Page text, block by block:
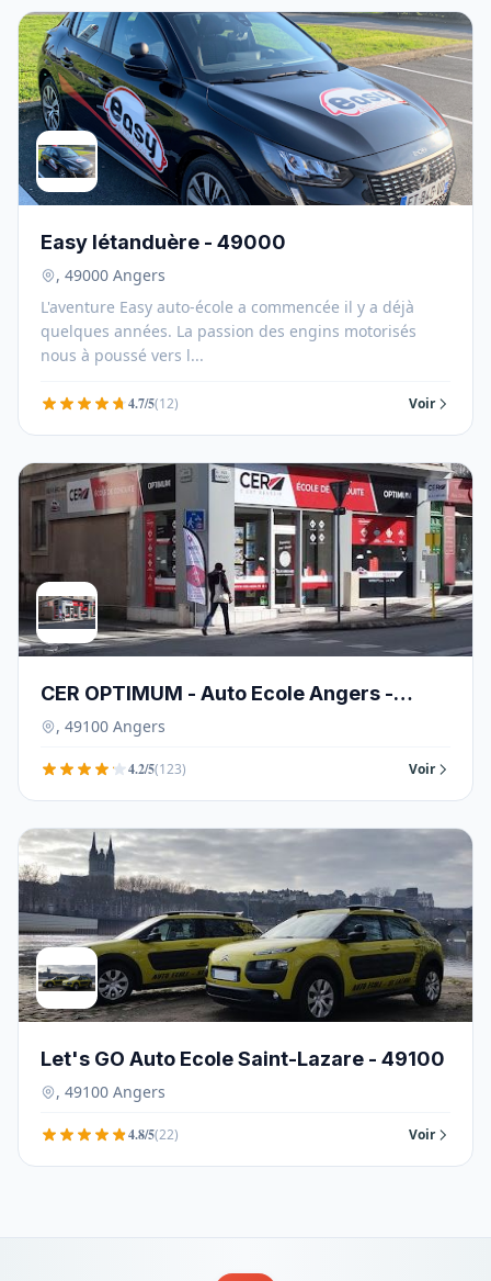
Easy létanduère - 49000
, 49000 Angers
L'aventure Easy auto-école a commencée il y a déjà
quelques années. La passion des engins motorisés
nous à poussé vers l...
4.7/5(12) Voir
CER OPTIMUM - Auto Ecole Angers -
49100
, 49100 Angers
4.2/5(123) Voir
Let's GO Auto Ecole Saint-Lazare - 49100
, 49100 Angers
4.8/5(22) Voir